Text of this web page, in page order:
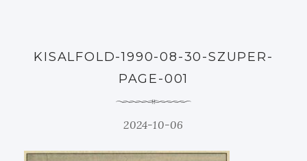
KISALFOLD-1990-08-30-SZUPER-
PAGE-001
2024-10-06